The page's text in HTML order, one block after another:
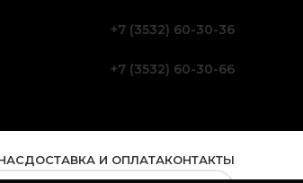
+7 (3532) 60-30-36
+7 (3532) 60-30-66
ДОСТАВКА И ОПЛАТАКОНТАКТЫ